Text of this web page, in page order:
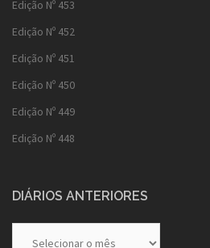
Edição Nº 453
Edição Nº 452
Edição Nº 451
Edição Nº 450
Edição Nº 449
Edição Nº 448
DIÁRIOS ANTERIORES